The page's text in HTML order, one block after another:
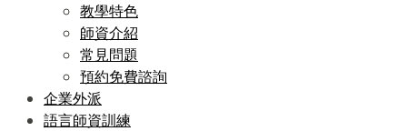
教學特色
師資介紹
常見問題
預約免費諮詢
企業外派
語言師資訓練